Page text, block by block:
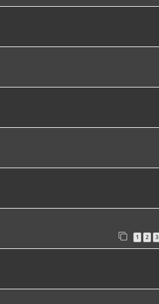
1 2 3